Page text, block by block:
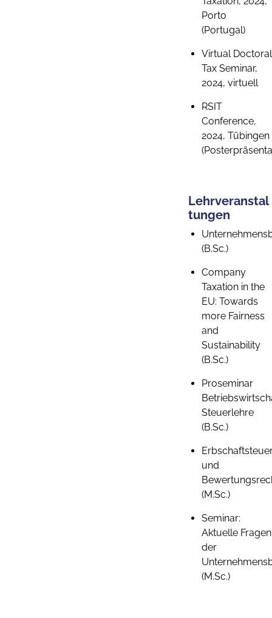
Porto
(Portugal)
Virtual Doctoral
Tax Seminar,
2024, virtuell
RSIT
Conference,
2024, Tübingen
Lehrveranstal
tungen
(B.Sc.)
Company
Taxation in the
EU: Towards
more Fairness
and
Sustainability
(B.Sc.)
Proseminar
Steuerlehre
(B.Sc.)
und
(M.Sc.)
Seminar:
Aktuelle Fragen
der
(M.Sc.)